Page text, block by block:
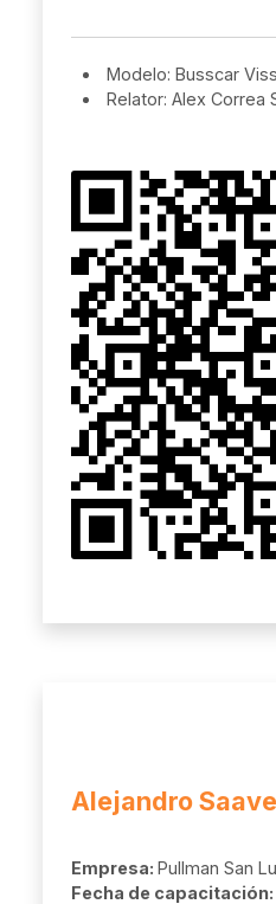
Modelo: Busscar
Relator: Alex Correa
Alejandro
Empresa: Pullman San
Fecha de capacitación: